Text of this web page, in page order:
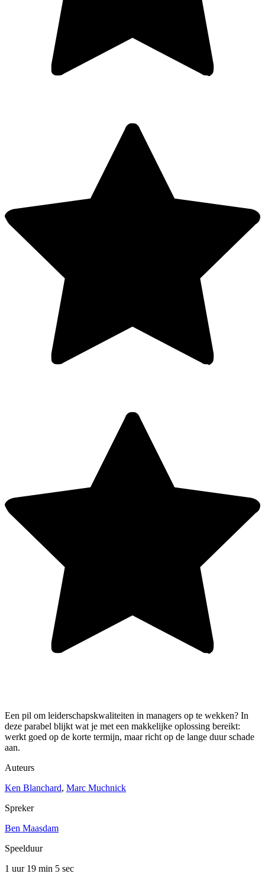
Een pil om leiderschapskwaliteiten in managers op te wekken? In
deze parabel blijkt wat je met een makkelijke oplossing bereikt:
werkt goed op de korte termijn, maar richt op de lange duur schade
aan.
Auteurs
Ken Blanchard, Marc Muchnick
Spreker
Ben Maasdam
Speelduur
1 uur 19 min 5 sec